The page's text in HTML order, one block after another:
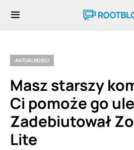
AKTUALNOŚCI
Masz starszy
Ci pomoże go
Zadebiutował
Lite